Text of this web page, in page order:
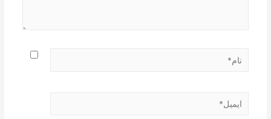
نام*
ایمیل*